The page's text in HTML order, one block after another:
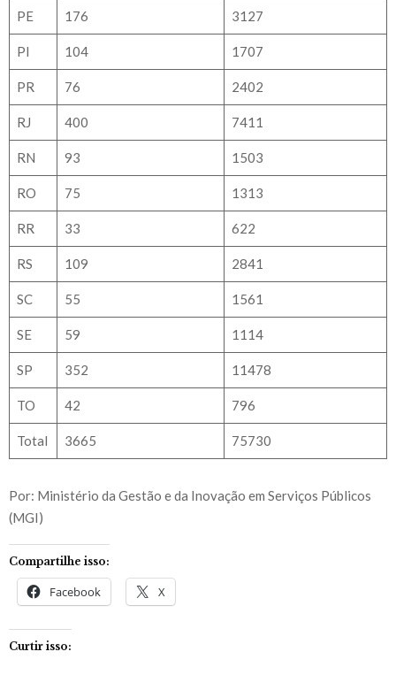
PE 176 3127
PI 104 1707
PR 76 2402
RJ 400 7411
RN 93 1503
RO 75 1313
RR 33 622
RS 109 2841
SC 55 1561
SE 59 1114
SP 352 11478
TO 42 796
Total 3665 75730
Por: Ministério da Gestão e da Inovação em Serviços Públicos
(MGI)
Compartilhe isso:
Facebook X
Curtir isso: